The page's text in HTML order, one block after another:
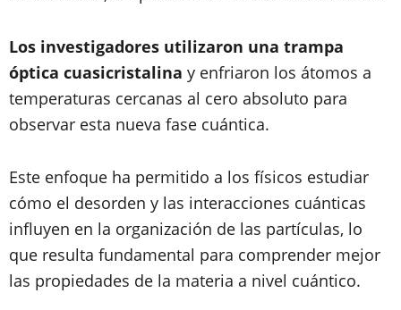
Los investigadores utilizaron una trampa
óptica cuasicristalina y enfriaron los átomos a
temperaturas cercanas al cero absoluto para
observar esta nueva fase cuántica.
Este enfoque ha permitido a los físicos estudiar
cómo el desorden y las interacciones cuánticas
influyen en la organización de las partículas, lo
que resulta fundamental para comprender mejor
las propiedades de la materia a nivel cuántico.